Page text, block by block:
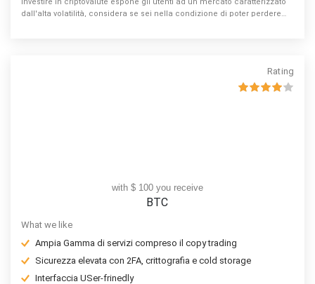
dall'alta volatilità, considera se sei nella condizione di poter perdere
Rating
with $ 100 you receive
BTC
What we like
Ampia Gamma di servizi compreso il copy trading
Sicurezza elevata con 2FA, crittografia e cold storage
Interfaccia USer-frinedly